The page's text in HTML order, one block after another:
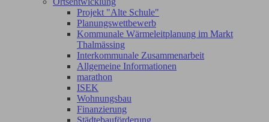
Projekt "Alte Schule"
Planungswettbewerb
Kommunale Wärmeleitplanung im Markt
Thalmässing
Interkommunale Zusammenarbeit
Allgemeine Informationen
marathon
ISEK
Wohnungsbau
Finanzierung